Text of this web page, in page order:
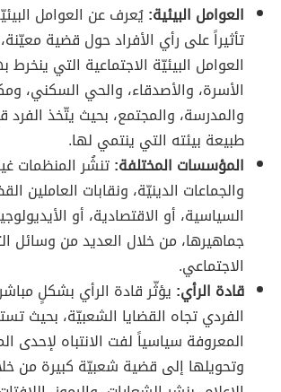
العوامل البيئية:يُعرف عن العوامل
تأثيراً على رأي الأفراد حول قضية
العوامل البيئيّة الاجتماعية التي ينخرط
الأسرة، والأصدقاء، والحي السكني،
والمدرسة، والمجتمع، بحيث يتّخذ الفرد
طبيعة بيئته التي ينتمي لها.
المؤسسات المختلفة:تنشُر المنظمات
والجماعات الدينيّة، ونقابات العاملين
السياسية، أو الاقتصادية، أو
جماهيرها، من خلال العديد من وسائل
الاجتماعي.
قادة الرأي: يؤثّر قادة الرأي بشكلٍ
الفردي تجاه القضايا الشعبيّة، بحيث
المعروفة سياسياً لفت الانتباه لإحدى
وتحويلها إلى قضية شعبيّة كبيرة من